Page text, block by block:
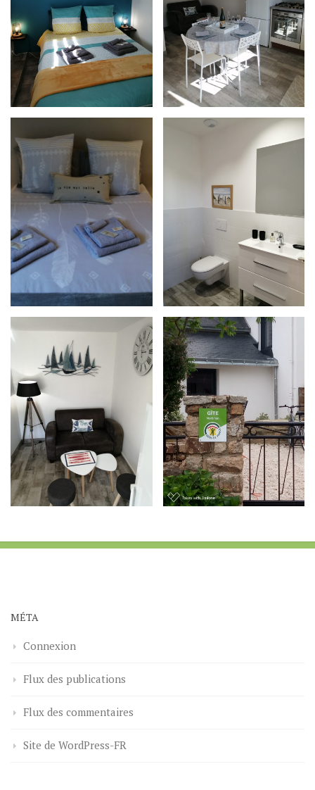
MÉTA
Connexion
Flux des publications
Flux des commentaires
Site de WordPress-FR